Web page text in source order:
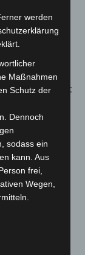
aus
entdeckt
in
eingedämmt
Roten
werden
Maßnahmen
Schutz der
Dennoch
sodass ein
kann. Aus
frei,
Wegen,